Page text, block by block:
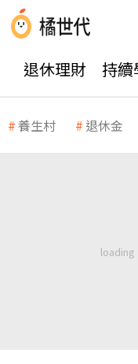
退休理財 持續
養生村 退休金